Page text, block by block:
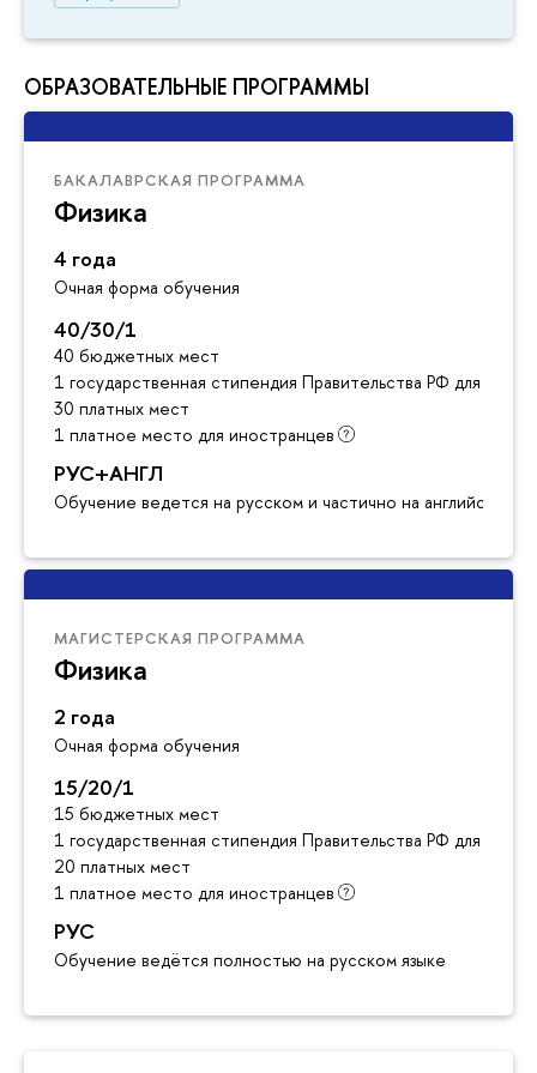
ОБРАЗОВАТЕЛЬНЫЕ ПРОГРАММЫ
БАКАЛАВРСКАЯ ПРОГРАММА
Физика
4 года
Очная форма обучения
40/30/1
40 бюджетных мест
1 государственная стипендия Правительства РФ для
30 платных мест
1 платное место для иностранцев
РУС+АНГЛ
Обучение ведется на русском и частично на английском
МАГИСТЕРСКАЯ ПРОГРАММА
Физика
2 года
Очная форма обучения
15/20/1
15 бюджетных мест
1 государственная стипендия Правительства РФ для
20 платных мест
1 платное место для иностранцев
РУС
Обучение ведётся полностью на русском языке